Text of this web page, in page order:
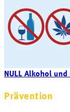
NULL Alkohol und
Prävention